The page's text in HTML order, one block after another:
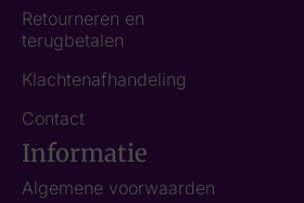
Retourneren en
terugbetalen
Klachtenafhandeling
Contact
Informatie
Algemene voorwaarden